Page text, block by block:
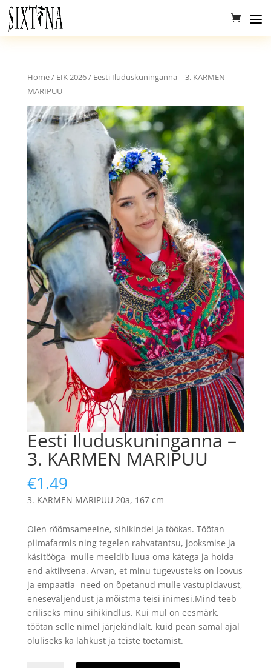
Home/ EIK 2026/ Eesti Iluduskuninganna – 3. KARMEN
MARIPUU
Eesti Iluduskuninganna –
3. KARMEN MARIPUU
€1.49
KARMEN MARIPUU 20a, 167 cm
Olen rõõmsameelne, sihikindel ja töökas. Töötan
piimafarmis ning tegelen rahvatantsu, jooksmise ja
käsitööga- mulle meeldib luua oma kätega ja hoida
end aktiivsena. Arvan, et minu tugevusteks on loovus
ja empaatia- need on õpetanud mulle vastupidavust,
eneseväljendust ja mõistma teisi inimesi.Mind teeb
eriliseks minu sihikindlus. Kui mul on eesmärk,
töötan selle nimel järjekindlalt, kuid pean samal ajal
oluliseks ka lahkust ja teiste toetamist.